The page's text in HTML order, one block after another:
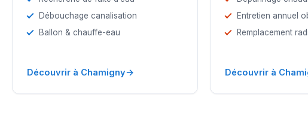
Débouchage canalisation
Ballon & chauffe-eau
Découvrir à Chamigny→
Entretien annuel
Remplacement
Découvrir à